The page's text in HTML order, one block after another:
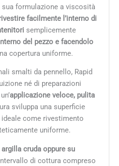
sua formulazione a viscosità
facilmente l’interno di
semplicemente
del pezzo e facendolo
copertura uniforme.
smalti da pennello, Rapid
né di preparazioni
applicazione veloce, pulita
sviluppa una superficie
ideale come rivestimento
uniforme.
argilla cruda oppure su
di cottura compreso